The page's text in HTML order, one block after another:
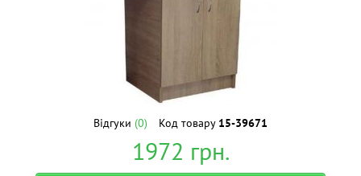
Відгуки (0) Код товару 15-39671
1972 грн.